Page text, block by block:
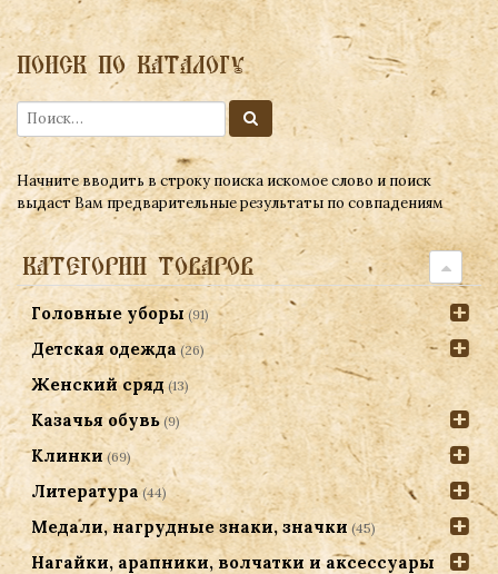
ПОИСК ПО КАТАЛОГУ
Начните вводить в строку поиска искомое слово и поиск
выдаст Вам предварительные результаты по совпадениям
КАТЕГОРИИ ТОВАРОВ
Головные уборы (91)
Детская одежда (26)
Женский сряд (13)
Казачья обувь (9)
Клинки (69)
Литература (44)
Медали, нагрудные знаки, значки (45)
Нагайки, арапники, волчатки и аксессуары